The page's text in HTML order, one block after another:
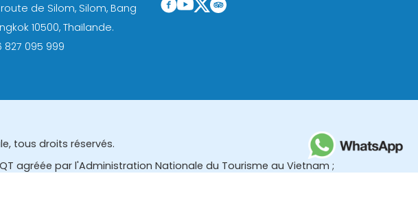
de Silom, Silom, Bang
10500, Thaïlande.
827 095 999
tous droits réservés.
agréée par l'Administration Nationale du Tourisme au Vietnam ;